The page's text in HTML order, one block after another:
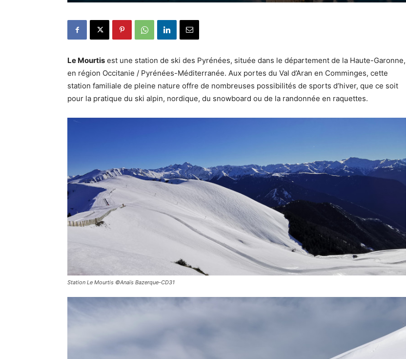
Le Mourtis est une station de ski des Pyrénées, située dans le département de la Haute-Garonne,
en région Occitanie / Pyrénées-Méditerranée. Aux portes du Val d’Aran en Comminges, cette
station familiale de pleine nature offre de nombreuses possibilités de sports d’hiver, que ce soit
pour la pratique du ski alpin, nordique, du snowboard ou de la randonnée en raquettes.
Station Le Mourtis ©Anaïs Bazerque-CD31